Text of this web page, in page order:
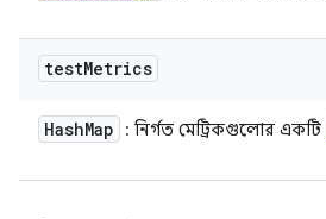
testMetrics
HashMap : নির্গত মেট্রিকগুলোর একটি